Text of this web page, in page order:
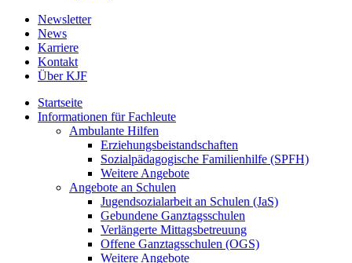
Newsletter
News
Karriere
Kontakt
Über KJF
Startseite
Informationen für Fachleute
Ambulante Hilfen
Erziehungsbeistandschaften
Sozialpädagogische Familienhilfe (SPFH)
Weitere Angebote
Angebote an Schulen
Jugendsozialarbeit an Schulen (JaS)
Gebundene Ganztagsschulen
Verlängerte Mittagsbetreuung
Offene Ganztagsschulen (OGS)
Weitere Angebote